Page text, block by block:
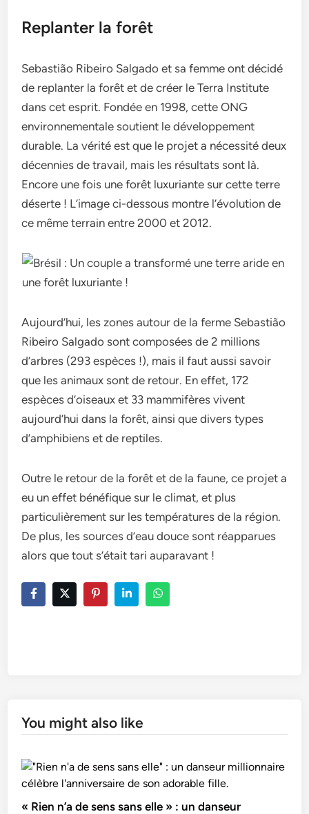
Replanter la forêt
Sebastião Ribeiro Salgado et sa femme ont décidé
de replanter la forêt et de créer le Terra Institute
dans cet esprit. Fondée en 1998, cette ONG
environnementale soutient le développement
durable. La vérité est que le projet a nécessité deux
décennies de travail, mais les résultats sont là.
Encore une fois une forêt luxuriante sur cette terre
déserte ! L’image ci-dessous montre l’évolution de
ce même terrain entre 2000 et 2012.
Aujourd’hui, les zones autour de la ferme Sebastião
Ribeiro Salgado sont composées de 2 millions
d’arbres (293 espèces !), mais il faut aussi savoir
que les animaux sont de retour. En effet, 172
espèces d’oiseaux et 33 mammifères vivent
aujourd’hui dans la forêt, ainsi que divers types
d’amphibiens et de reptiles.
Outre le retour de la forêt et de la faune, ce projet a
eu un effet bénéfique sur le climat, et plus
particulièrement sur les températures de la région.
De plus, les sources d’eau douce sont réapparues
alors que tout s’était tari auparavant !
You might also like
« Rien n’a de sens sans elle » : un danseur